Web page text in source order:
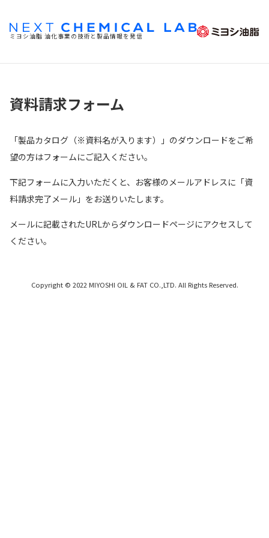
ミヨシ油脂 油化事業の技術と製品情報を発信
資料請求フォーム
「製品カタログ（※資料名が入ります）」のダウンロードをご希
望の方はフォームにご記入ください。
下記フォームに入力いただくと、お客様のメールアドレスに「資
料請求完了メール」をお送りいたします。
メールに記載されたURLからダウンロードページにアクセスして
ください。
Copyright © 2022 MIYOSHI OIL & FAT CO.,LTD. All Rights Reserved.